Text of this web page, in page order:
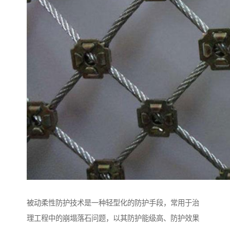
被动柔性防护技术是一种轻型化的防护手段，常用于治
理工程中的崩塌落石问题，以其防护能级高、防护效果